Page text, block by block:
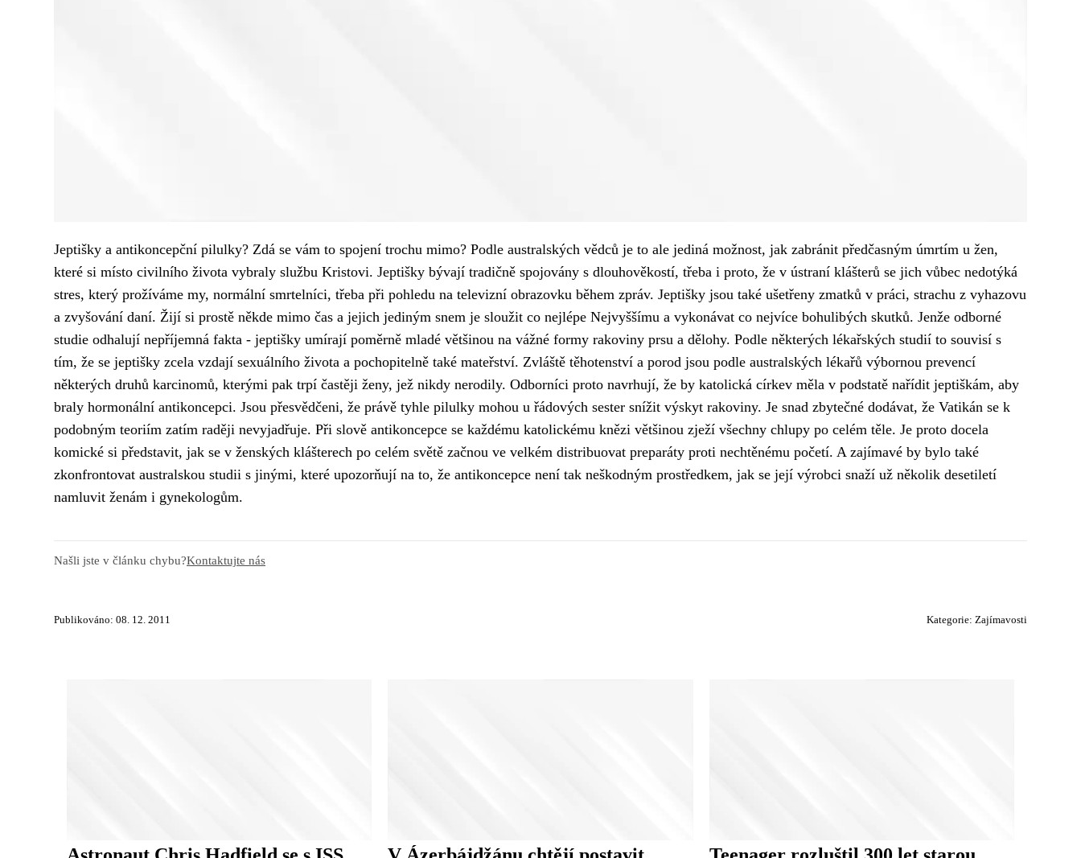
Jeptišky a antikoncepční pilulky? Zdá se vám to spojení trochu mimo? Podle australských vědců je to ale jediná možnost, jak zabránit předčasným úmrtím u žen,
které si místo civilního života vybraly službu Kristovi. Jeptišky bývají tradičně spojovány s dlouhověkostí, třeba i proto, že v ústraní klášterů se jich vůbec nedotýká
stres, který prožíváme my, normální smrtelníci, třeba při pohledu na televizní obrazovku během zpráv. Jeptišky jsou také ušetřeny zmatků v práci, strachu z vyhazovu
a zvyšování daní. Žijí si prostě někde mimo čas a jejich jediným snem je sloužit co nejlépe Nejvyššímu a vykonávat co nejvíce bohulibých skutků. Jenže odborné
studie odhalují nepříjemná fakta - jeptišky umírají poměrně mladé většinou na vážné formy rakoviny prsu a dělohy. Podle některých lékařských studií to souvisí s
tím, že se jeptišky zcela vzdají sexuálního života a pochopitelně také mateřství. Zvláště těhotenství a porod jsou podle australských lékařů výbornou prevencí
některých druhů karcinomů, kterými pak trpí častěji ženy, jež nikdy nerodily. Odborníci proto navrhují, že by katolická církev měla v podstatě nařídit jeptiškám, aby
braly hormonální antikoncepci. Jsou přesvědčeni, že právě tyhle pilulky mohou u řádových sester snížit výskyt rakoviny. Je snad zbytečné dodávat, že Vatikán se k
podobným teoriím zatím raději nevyjadřuje. Při slově antikoncepce se každému katolickému knězi většinou zježí všechny chlupy po celém těle. Je proto docela
komické si představit, jak se v ženských klášterech po celém světě začnou ve velkém distribuovat preparáty proti nechtěnému početí. A zajímavé by bylo také
zkonfrontovat australskou studii s jinými, které upozorňují na to, že antikoncepce není tak neškodným prostředkem, jak se její výrobci snaží už několik desetiletí
namluvit ženám i gynekologům.
Našli jste v článku chybu?Kontaktujte nás
Publikováno: 08. 12. 2011 Kategorie: Zajímavosti